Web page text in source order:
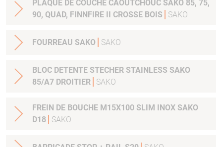
PLAQUE DE COUCHE CAOUTCHOUC SAKO 85, 75,
90, QUAD, FINNFIRE II CROSSE BOIS
SAKO
FOURREAU SAKO SAKO
BLOC DETENTE STECHER STAINLESS SAKO
85/A7 DROITIER
SAKO
FREIN DE BOUCHE M15X100 SLIM INOX SAKO
D18
SAKO